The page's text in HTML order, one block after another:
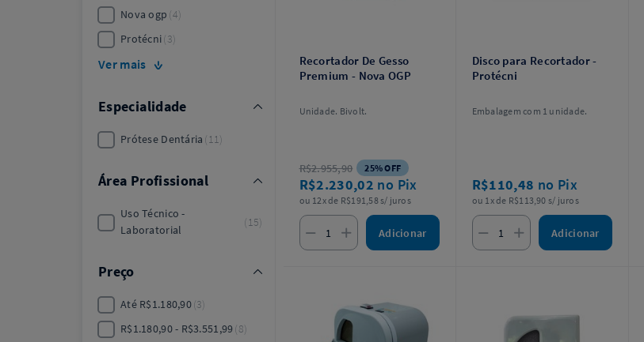
Recortador De Gesso
Premium - Nova OGP
Unidade. Bivolt.
R$2.955,90 25% OFF
R$2.230,02 no Pix
ou 12x de R$191,58 s/ juros
Adicionar
Disco para Recortador -
Protécni
Embalagem com 1 unidade.
R$110,48 no Pix
ou 1x de R$113,90 s/ juros
Adicionar
Nova ogp 4
Protécni 3
Ver mais
Especialidade
Prótese Dentária 11
Área Profissional
Uso Técnico -
Laboratorial
15
Preço
Até R$1.180,90 3
R$1.180,90 - R$3.551,99 8